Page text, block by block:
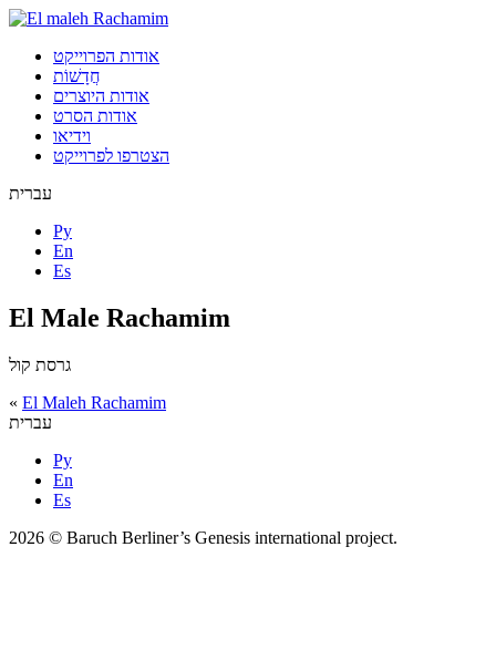
אודות הפרוייקט
חֲדָשׁוֹת
אודות היוצרים
אודות הסרט
וידיאו
הצטרפו לפרוייקט
עברית
Ру
En
Es
El Male Rachamim
גרסת קול
« El Maleh Rachamim
עברית
Ру
En
Es
2026 © Baruch Berliner’s Genesis international project.